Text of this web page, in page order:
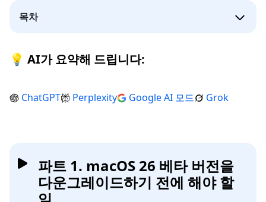
목차
💡 AI가 요약해 드립니다:
ChatGPT Perplexity Google AI 모드 Grok
파트 1. macOS 26 베타 버전을
다운그레이드하기 전에 해야 할